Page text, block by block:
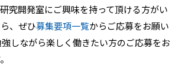
究開発室にご興味を持って頂ける方がい
、ぜひ募集要項一覧からご応募をお願い
強しながら楽しく働きたい方のご応募をお